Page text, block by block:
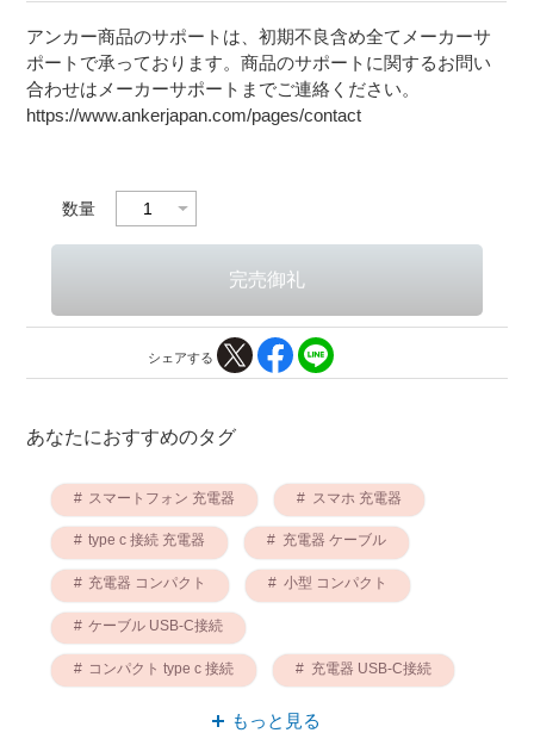
アンカー商品のサポートは、初期不良含め全てメーカーサ
ポートで承っております。商品のサポートに関するお問い
合わせはメーカーサポートまでご連絡ください。
https://www.ankerjapan.com/pages/contact
数量
シェアする
あなたにおすすめのタグ
スマートフォン 充電器 スマホ 充電器
type c 接続 充電器 充電器 ケーブル
充電器 コンパクト 小型 コンパクト
ケーブル USB-C接続
コンパクト type c 接続 充電器 USB-C接続
もっと見る